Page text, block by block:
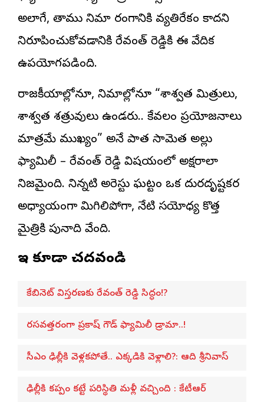
అలాగే, తాము సినిమా రంగానికి వ్యతిరేకం కాదని
నిరూపించుకోవడానికి రేవంత్ రెడ్డికి ఈ వేదిక
ఉపయోగపడింది.
రాజకీయాల్లోనూ, సినిమాల్లోనూ “శాశ్వత మిత్రులు,
శాశ్వత శత్రువులు ఉండరు.. కేవలం ప్రయోజనాలు
మాత్రమే ముఖ్యం” అనే పాత సామెత అల్లు
ఫ్యామిలీ – రేవంత్ రెడ్డి విషయంలో అక్షరాలా
నిజమైంది. నిన్నటి అరెస్టు ఘట్టం ఒక దురదృష్టకర
అధ్యాయంగా మిగిలిపోగా, నేటి సయోధ్య కొత్త
మైత్రికి పునాది వేసింది.
ఇవి కూడా చదవండి
కేబినెట్ విస్తరణకు రేవంత్ రెడ్డి సిద్ధం!?
రసవత్తరంగా ప్రకాష్ గౌడ్ ఫ్యామిలీ డ్రామా..!
సీఎం ఢిల్లీకి వెళ్లకపోతే.. ఎక్కడికి వెళ్లాలి?: ఆది శ్రీనివాస్
ఢిల్లీకి కప్పం కట్టే పరిస్థితి మళ్లీ వచ్చింది : కేటీఆర్